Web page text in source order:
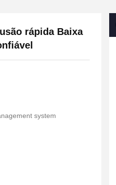
rápida Baixa
system